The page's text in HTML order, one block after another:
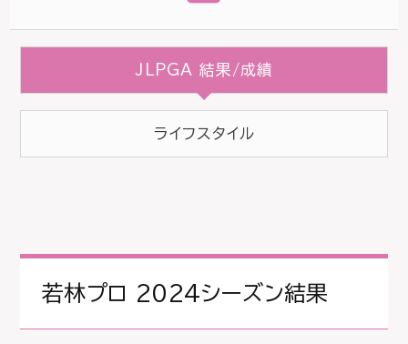
JLPGA 結果/成績
ライフスタイル
若林プロ 2024シーズン結果